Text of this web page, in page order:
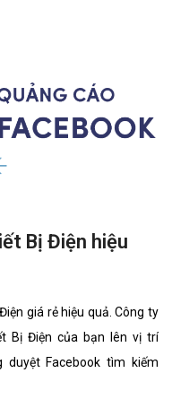
Bị Điện hiệu
giá rẻ hiệu quả. Công ty
Bị Điện của bạn lên vị trí
duyệt Facebook tìm kiếm